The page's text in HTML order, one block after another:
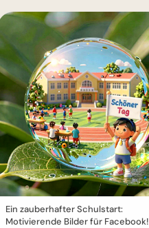
Ein zauberhafter Schulstart:
Motivierende Bilder für Facebook!